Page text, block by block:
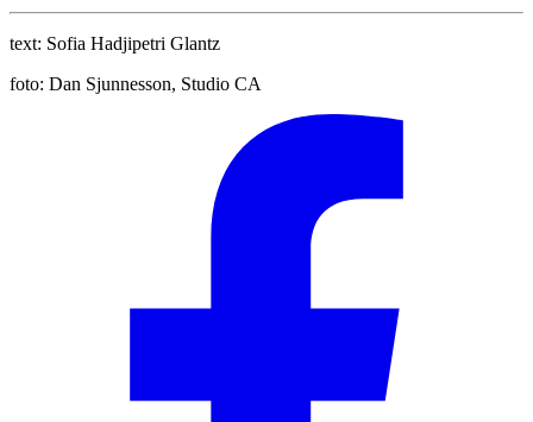
text: Sofia Hadjipetri Glantz
foto: Dan Sjunnesson, Studio CA